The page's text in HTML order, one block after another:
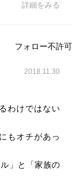
詳細をみる
フォロー不許可
2018.11.30
わけではない
もオチがあっ
」と「家族の